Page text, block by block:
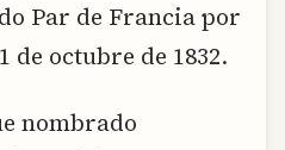
Par de Francia por
de octubre de 1832.
nombrado